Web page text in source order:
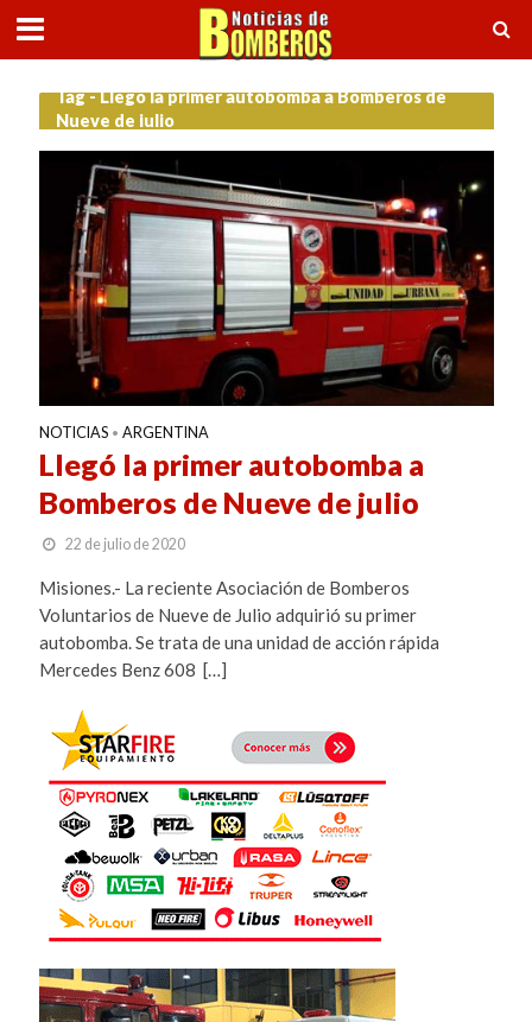
Tag - Llegó la primer autobomba a Bomberos de
Nueve de julio
NOTICIAS • ARGENTINA
Llegó la primer autobomba a
Bomberos de Nueve de julio
22 de julio de 2020
Misiones.- La reciente Asociación de Bomberos
Voluntarios de Nueve de Julio adquirió su primer
autobomba. Se trata de una unidad de acción rápida
Mercedes Benz 608 […]